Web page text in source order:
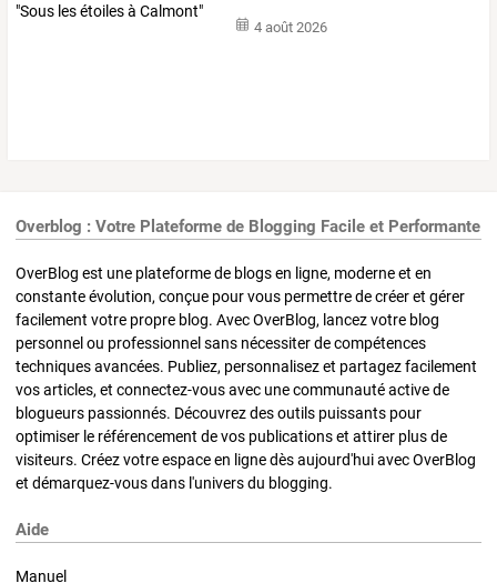
4 août 2026
Overblog : Votre Plateforme de Blogging Facile et Performante
OverBlog est une plateforme de blogs en ligne, moderne et en
constante évolution, conçue pour vous permettre de créer et gérer
facilement votre propre blog. Avec OverBlog, lancez votre blog
personnel ou professionnel sans nécessiter de compétences
techniques avancées. Publiez, personnalisez et partagez facilement
vos articles, et connectez-vous avec une communauté active de
blogueurs passionnés. Découvrez des outils puissants pour
optimiser le référencement de vos publications et attirer plus de
visiteurs. Créez votre espace en ligne dès aujourd'hui avec OverBlog
et démarquez-vous dans l'univers du blogging.
Aide
Manuel